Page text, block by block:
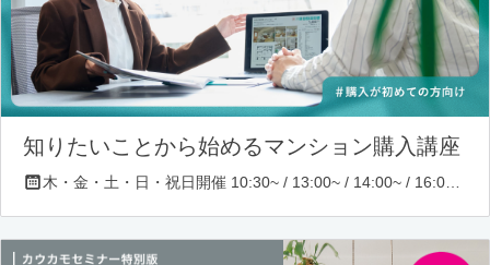
知りたいことから始めるマンション購入講座